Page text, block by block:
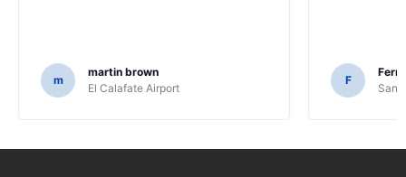
m
martin brown
El Calafate Airport
F